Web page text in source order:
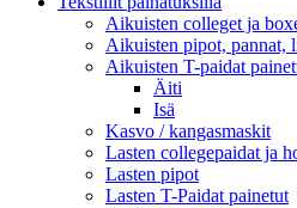
Aikuisten colleget ja
Aikuisten pipot, pannat,
Aikuisten T-paidat
Äiti
Isä
Kasvo / kangasmaskit
Lasten collegepaidat ja
Lasten pipot
Lasten T-Paidat painetut